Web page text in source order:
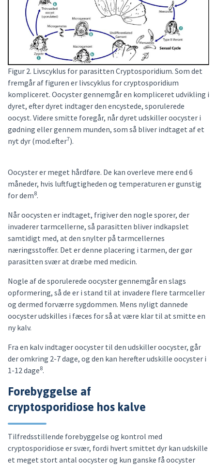
Figur 2. Livscyklus for parasitten Cryptosporidium. Som det
fremgår af figuren er livscyklus for cryptosporidium
kompliceret. Oocyster gennemgår en kompliceret udvikling i
dyret, efter dyret indtager den encystede, sporulerede
oocyst. Videre smitte foregår, når dyret udskiller oocyster i
gødning eller gennem munden, som så bliver indtaget af et
nyt dyr (mod.efter7).
Oocyster er meget hårdføre. De kan overleve mere end 6
måneder, hvis luftfugtigheden og temperaturen er gunstig
for dem8.
Når oocysten er indtaget, frigiver den nogle sporer, der
invaderer tarmcellerne, så parasitten bliver indkapslet
samtidigt med, at den snylter på tarmcellernes
næringsstoffer. Det er denne placering i tarmen, der gør
parasitten svær at dræbe med medicin.
Nogle af de sporulerede oocyster gennemgår en slags
opformering, så de er i stand til at invadere flere tarmceller
og dermed forværre sygdommen. Mens nyligt dannede
oocyster udskilles i fæces for så at være klar til at smitte en
ny kalv.
Fra en kalv indtager oocyster til den udskiller oocyster, går
der omkring 2-7 dage, og den kan herefter udskille oocyster i
1-12 dage8.
Forebyggelse af
cryptosporidiose hos kalve
Tilfredsstillende forebyggelse og kontrol med
cryptosporidiose er svær, fordi hvert smittet dyr kan udskille
et meget stort antal oocyster og kun ganske få oocyster